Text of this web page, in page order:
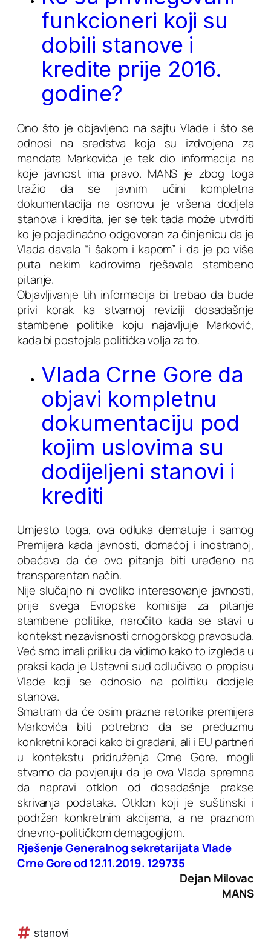
funkcioneri koji su
dobili stanove i
kredite prije 2016.
godine?
Ono što je objavljeno na sajtu Vlade i što se
odnosi na sredstva koja su izdvojena za
mandata Markovića je tek dio informacija na
koje javnost ima pravo. MANS je zbog toga
tražio da se javnim učini kompletna
dokumentacija na osnovu je vršena dodjela
stanova i kredita, jer se tek tada može utvrditi
ko je pojedinačno odgovoran za činjenicu da je
Vlada davala “i šakom i kapom” i da je po više
puta nekim kadrovima rješavala stambeno
pitanje.
Objavljivanje tih informacija bi trebao da bude
privi korak ka stvarnoj reviziji dosadašnje
stambene politike koju najavljuje Marković,
kada bi postojala politička volja za to.
Vlada Crne Gore da
objavi kompletnu
dokumentaciju pod
kojim uslovima su
dodijeljeni stanovi i
krediti
Umjesto toga, ova odluka dematuje i samog
Premijera kada javnosti, domaćoj i inostranoj,
obećava da će ovo pitanje biti uređeno na
transparentan način.
Nije slučajno ni ovoliko interesovanje javnosti,
prije svega Evropske komisije za pitanje
stambene politike, naročito kada se stavi u
kontekst nezavisnosti crnogorskog pravosuđa.
Već smo imali priliku da vidimo kako to izgleda u
praksi kada je Ustavni sud odlučivao o propisu
Vlade koji se odnosio na politiku dodjele
stanova.
Smatram da će osim prazne retorike premijera
Markovića biti potrebno da se preduzmu
konkretni koraci kako bi građani, ali i EU partneri
u kontekstu pridruženja Crne Gore, mogli
stvarno da povjeruju da je ova Vlada spremna
da napravi otklon od dosadašnje prakse
skrivanja podataka. Otklon koji je suštinski i
podržan konkretnim akcijama, a ne praznom
dnevno-političkom demagogijom.
Rješenje Generalnog sekretarijata Vlade
Crne Gore od 12.11.2019. 129735
Dejan Milovac
MANS
stanovi